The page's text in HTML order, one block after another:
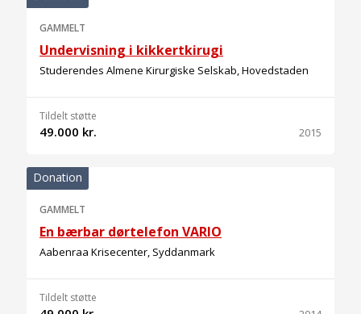
GAMMELT
Undervisning i kikkertkirugi
Studerendes Almene Kirurgiske Selskab, Hovedstaden
Tildelt støtte
49.000 kr. 2015
Donation
GAMMELT
En bærbar dørtelefon VARIO
Aabenraa Krisecenter, Syddanmark
Tildelt støtte